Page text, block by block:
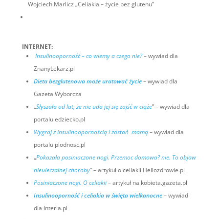
Wojciech Marlicz „Celiakia – życie bez glutenu”
INTERNET:
Insulinooporność – co wiemy a czego nie?– wywiad dla
ZnanyLekarz.pl
Dieta bezglutenowa może uratować życie– wywiad dla
Gazeta Wyborcza
„Słyszała od lat, że nie uda jej się zajść w ciąże” – wywiad dla
portalu edziecko.pl
Wygraj z insulinoopornością i zostań mamą– wywiad dla
portalu plodnosc.pl
„Pokazała posiniaczone nogi. Przemoc domowa? nie. To objaw
nieuleczalnej choroby” – artykuł o celiakii Hellozdrowie.pl
Posiniaczone nogi. O celiakii– artykuł na kobieta.gazeta.pl
Insulinooporność i celiakia w święta wielkanocne– wywiad
dla Interia.pl